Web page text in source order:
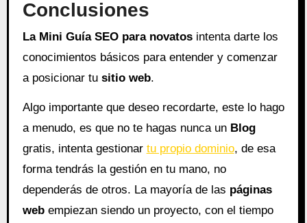
Conclusiones
La Mini Guía SEO para novatosintenta darte los
conocimientos básicos para entender y comenzar
a posicionar tu sitio web.
Algo importante que deseo recordarte, este lo hago
a menudo, es que no te hagas nunca un Blog
gratis, intenta gestionar tu propio dominio, de esa
forma tendrás la gestión en tu mano, no
dependerás de otros. La mayoría de las páginas
webempiezan siendo un proyecto, con el tiempo